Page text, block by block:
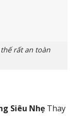
rất an toàn
thất
để triển khai
kế bên ngoài.
Siêu Nhẹ Thay